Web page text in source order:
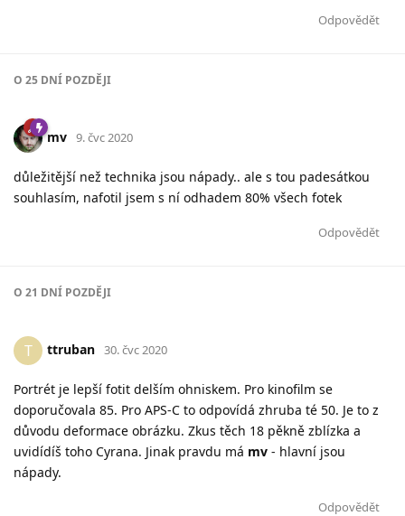
Odpovědět
O 25 DNÍ POZDĚJI
mv 9. čvc 2020
důležitější než technika jsou nápady.. ale s tou padesátkou
souhlasím, nafotil jsem s ní odhadem 80% všech fotek
Odpovědět
O 21 DNÍ POZDĚJI
T ttruban 30. čvc 2020
Portrét je lepší fotit delším ohniskem. Pro kinofilm se
doporučovala 85. Pro APS-C to odpovídá zhruba té 50. Je to z
důvodu deformace obrázku. Zkus těch 18 pěkně zblízka a
uvidídíš toho Cyrana. Jinak pravdu má mv - hlavní jsou
nápady.
Odpovědět